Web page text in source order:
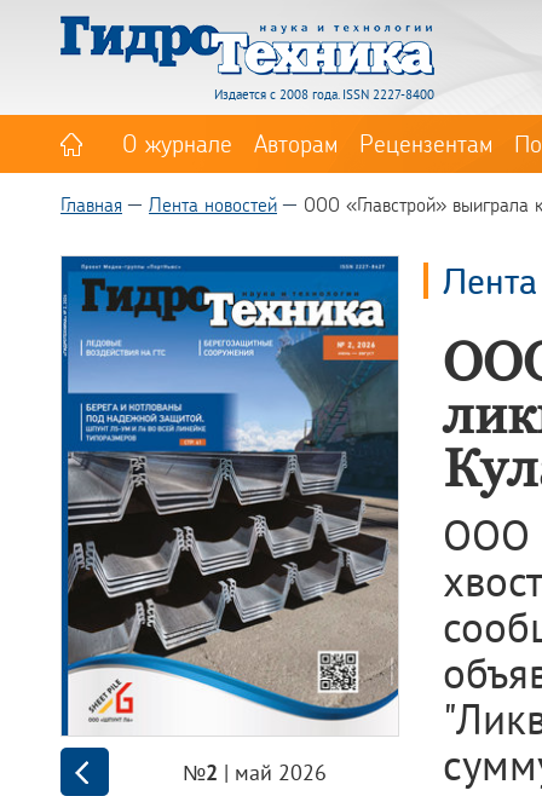
Издается с 2008 года. ISSN 2227-8400
О журнале Авторам Рецензентам
Главная Лента новостей ООО «Главстрой» выиграла
№2 | май 2026
ООО